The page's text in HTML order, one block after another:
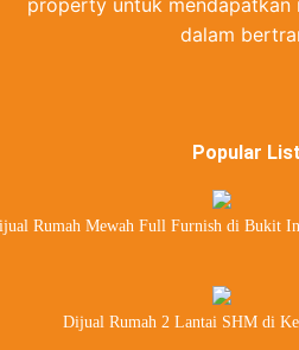
property untuk mendapatkan
dalam
Popular
Rumah Mewah Full Furnish di Bukit
Dijual Rumah 2 Lantai SHM di